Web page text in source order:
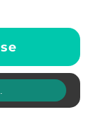
se